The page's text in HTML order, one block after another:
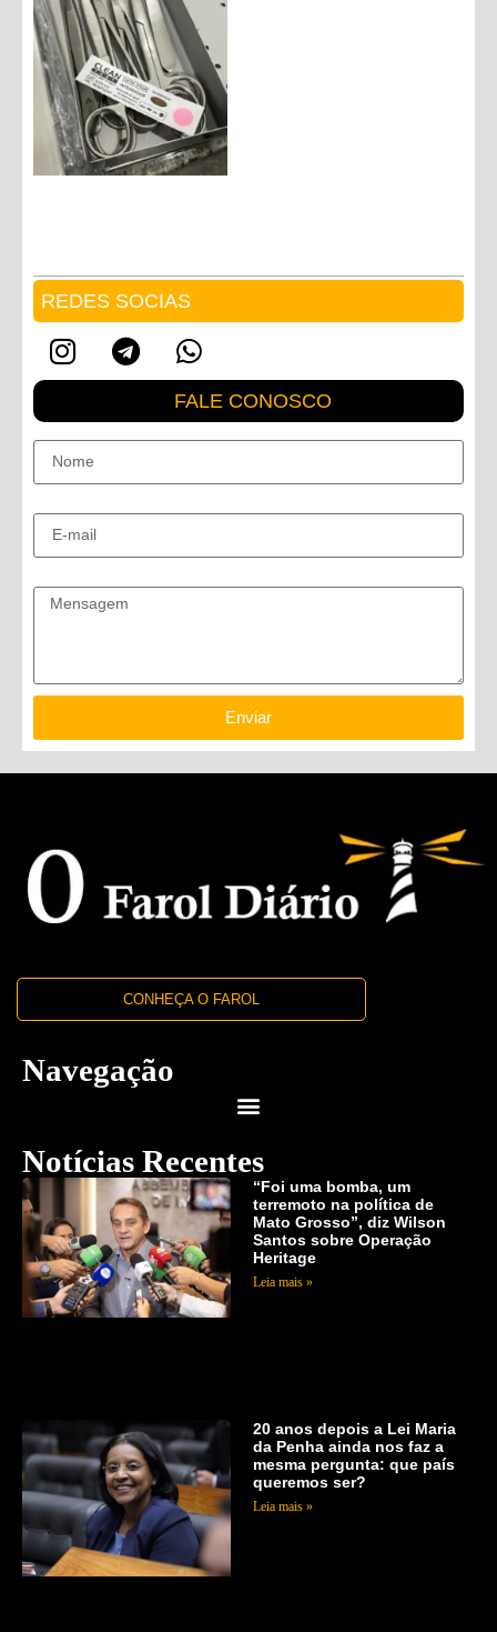
REDES SOCIAS
FALE CONOSCO
Enviar
CONHEÇA O FAROL
Navegação
Notícias Recentes
“Foi uma bomba, um
terremoto na política de
Mato Grosso”, diz Wilson
Santos sobre Operação
Heritage
Leia mais »
20 anos depois a Lei Maria
da Penha ainda nos faz a
mesma pergunta: que país
queremos ser?
Leia mais »